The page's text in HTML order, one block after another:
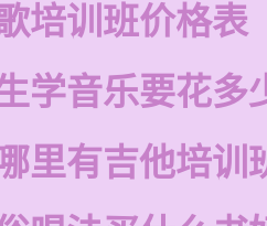
培训班价格表
学音乐要花多
里有吉他培训